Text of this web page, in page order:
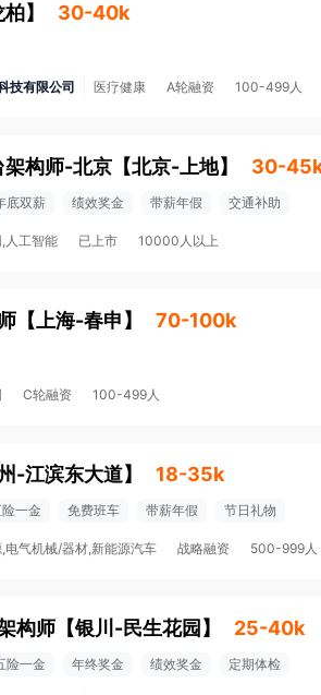
柏】 30-40k
技有限公司 医疗健康 A轮融资 100-499人
构师-北京 【北京-上地】 30-
底双薪 绩效奖金 带薪年假 交通补助
人工智能 已上市 10000人以上
【 上海-春申 】 70-100k
C轮融资 100-499人
-江滨东大道】 18-35k
一金 免费班车 带薪年假 节日礼物
电气机械/器材,新能源汽车 战略融资 500-999人
构师 【银川-民生花园 】 25-40k
险一金 年终奖金 绩效奖金 定期体检